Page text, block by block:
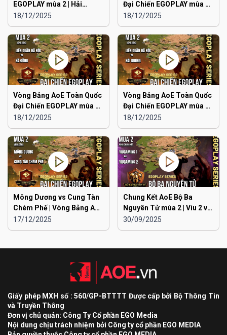
EGOPLAY mùa 2 | Hải
Phòng vs Ninh Bình
18/12/2025
Đại Chiến EGOPLAY mùa 2 |
Japan vs Hải Phòng
18/12/2025
Vòng Bảng AoE Toàn Quốc
Đại Chiến EGOPLAY mùa 2 |
Liên Quân Hà Nội vs Hà
Đông
18/12/2025
Vòng Bảng AoE Toàn Quốc
Đại Chiến EGOPLAY mùa 2 |
Liên Quân Hà Nội vs Hải
Dương
18/12/2025
Mông Dương vs Cung Tàn
Chém Phế | Vòng Bảng AoE
Toàn Quốc Đại Chiến
EGOPLAY mùa 2
17/12/2025
Chung Kết AoE Bộ Ba
Nguyên Tử mùa 2 | Viu 2 vs
Viu 1
30/09/2025
Giấy phép MXH số : 560/GP-BTTTT Được cấp bởi Bộ Thông Tin
và Truyền Thông
Đơn vị chủ quản: Công Ty Cổ phần EGO Media
Nội dung chịu trách nhiệm bởi Công ty cổ phần EGO MEDIA